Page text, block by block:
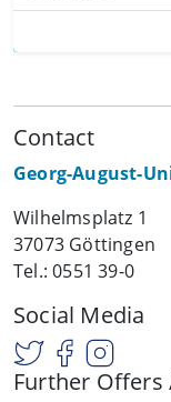
Contact
Georg-August-
Wilhelmsplatz 1
37073 Göttingen
Tel.: 0551 39-0
Social Media
Further Offers